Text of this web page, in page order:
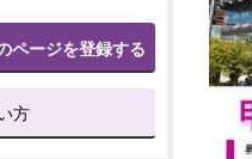
ページを登録する
方